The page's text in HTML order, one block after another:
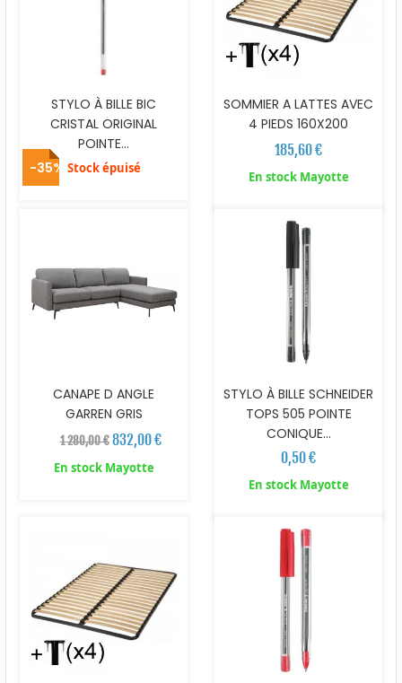
STYLO À BILLE BIC
CRISTAL ORIGINAL
POINTE...
Stock épuisé
SOMMIER A LATTES AVEC
4 PIEDS 160X200
185,60 €
En stock Mayotte
-35%
CANAPE D ANGLE
GARREN GRIS
1 280,00 € 832,00 €
En stock Mayotte
STYLO À BILLE SCHNEIDER
TOPS 505 POINTE
CONIQUE...
0,50 €
En stock Mayotte